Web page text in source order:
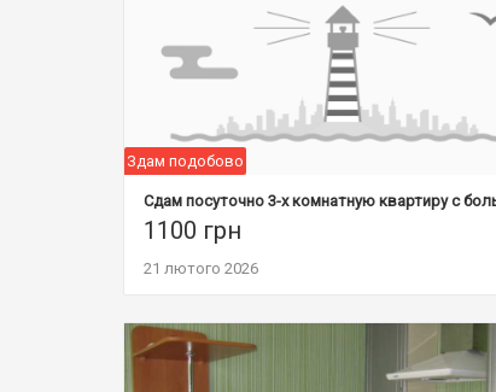
Здам подобово
1100 грн
21 лютого 2026